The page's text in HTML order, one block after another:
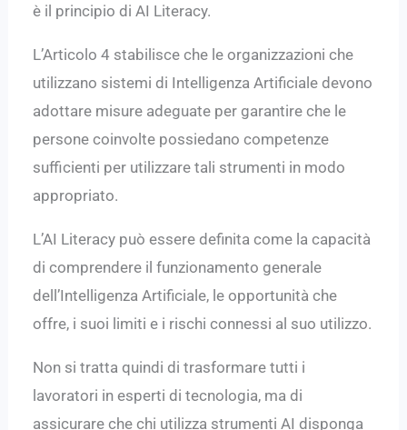
è il principio di AI Literacy.
L’Articolo 4 stabilisce che le organizzazioni che
utilizzano sistemi di Intelligenza Artificiale devono
adottare misure adeguate per garantire che le
persone coinvolte possiedano competenze
sufficienti per utilizzare tali strumenti in modo
appropriato.
L’AI Literacy può essere definita come la capacità
di comprendere il funzionamento generale
dell’Intelligenza Artificiale, le opportunità che
offre, i suoi limiti e i rischi connessi al suo utilizzo.
Non si tratta quindi di trasformare tutti i
lavoratori in esperti di tecnologia, ma di
assicurare che chi utilizza strumenti AI disponga